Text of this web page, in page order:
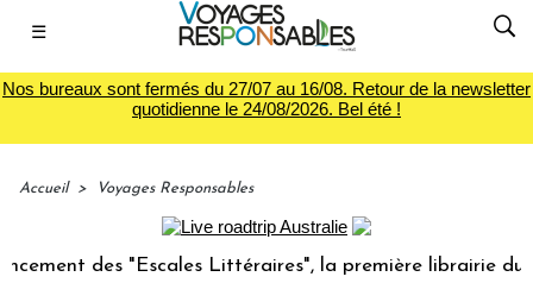
☰
Nos bureaux sont fermés du 27/07 au 16/08. Retour de la newsletter
quotidienne le 24/08/2026. Bel été !
Accueil > Voyages Responsables
des "Escales Littéraires", la première librairie du voyage